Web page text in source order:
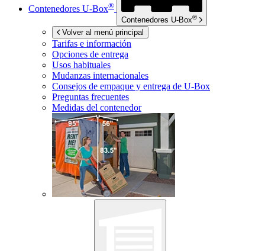
Contenedores U-Box®
Contenedores U-Box®
Volver al menú principal
Tarifas e información
Opciones de entrega
Usos habituales
Mudanzas internacionales
Consejos de empaque y entrega de U-Box
Preguntas frecuentes
Medidas del contenedor